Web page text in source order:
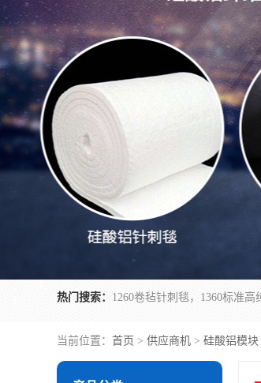
热门搜索：
当前位置： 首页 > 供应商机 > 硅酸铝模块